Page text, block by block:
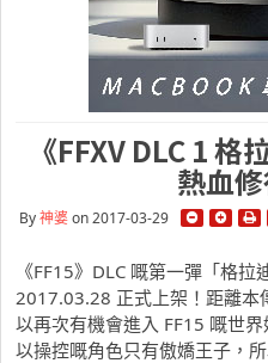
《FFXV DLC 1
熱血
By神婆on 2017-03-29
《FF15》DLC 嘅第一彈「格
2017.03.28 正式上架！距離本
以再次有機會進入 FF15 嘅世
以操控嘅角色只有傲嬌王子，